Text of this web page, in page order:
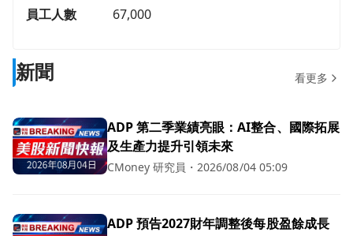
員工人數
67,000
新聞 看更多
ADP 第二季業績亮眼：AI整合、國際拓展
及生產力提升引領未來
CMoney 研究員 ・ 2026/08/04 05:09
ADP 預告2027財年調整後每股盈餘成長